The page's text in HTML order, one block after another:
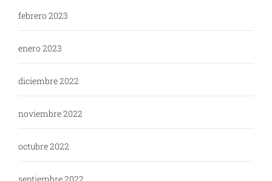
febrero 2023
enero 2023
diciembre 2022
noviembre 2022
octubre 2022